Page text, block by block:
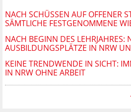
NACH SCHÜSSEN AUF OFFENER
ÄMTLICHE FESTGENOMMENE
NACH BEGINN DES
AUSBILDUNGSPLÄTZE IN NRW
KEINE TRENDWENDE IN SICHT:
IN NRW OHNE ARBEIT